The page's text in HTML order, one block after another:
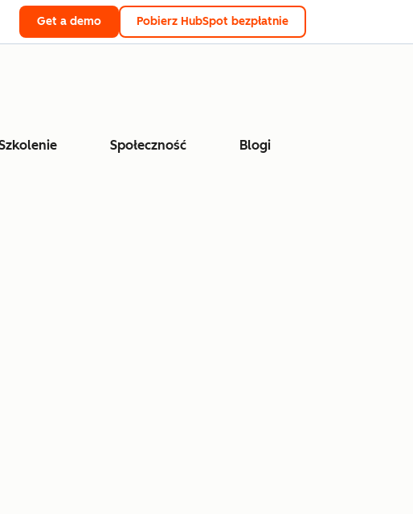
Get a demo Pobierz HubSpot bezpłatnie
Społeczność Blogi